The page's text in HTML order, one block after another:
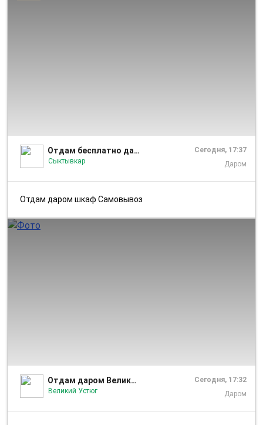
Отдам бесплатно даром или за вкусняшку Сыктывкар
Сыктывкар
Сегодня, 17:37
Даром
Отдам даром шкаф Самовывоз
Отдам даром Великий Устюг
Великий Устюг
Сегодня, 17:32
Даром